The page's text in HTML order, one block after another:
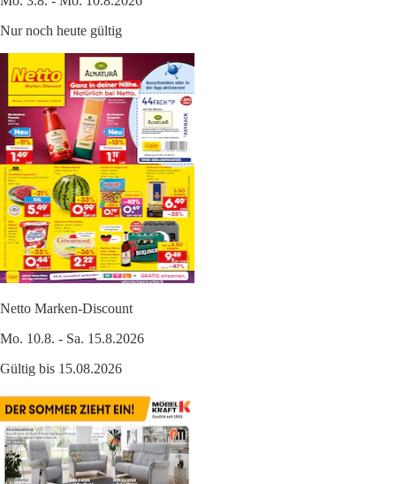
Nur noch heute gültig
Netto Marken-Discount
Mo. 10.8. - Sa. 15.8.2026
Gültig bis 15.08.2026